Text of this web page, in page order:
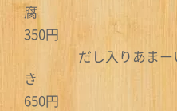
350円
だし入りあまー
650円